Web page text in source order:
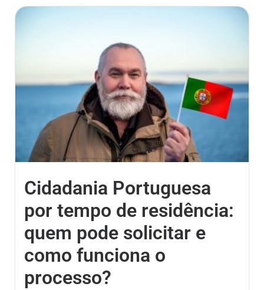
Cidadania Portuguesa
por tempo de residência:
quem pode solicitar e
como funciona o
processo?